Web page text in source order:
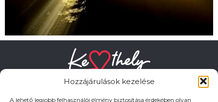
Hozzájárulások kezelése
A lehető legjobb felhasználói élmény biztosítása érdekében olyan